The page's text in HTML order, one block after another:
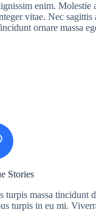
enim. Molestie
vitae. Nec
ornare massa
Stories
turpis massa tincidunt
turpis in eu mi.